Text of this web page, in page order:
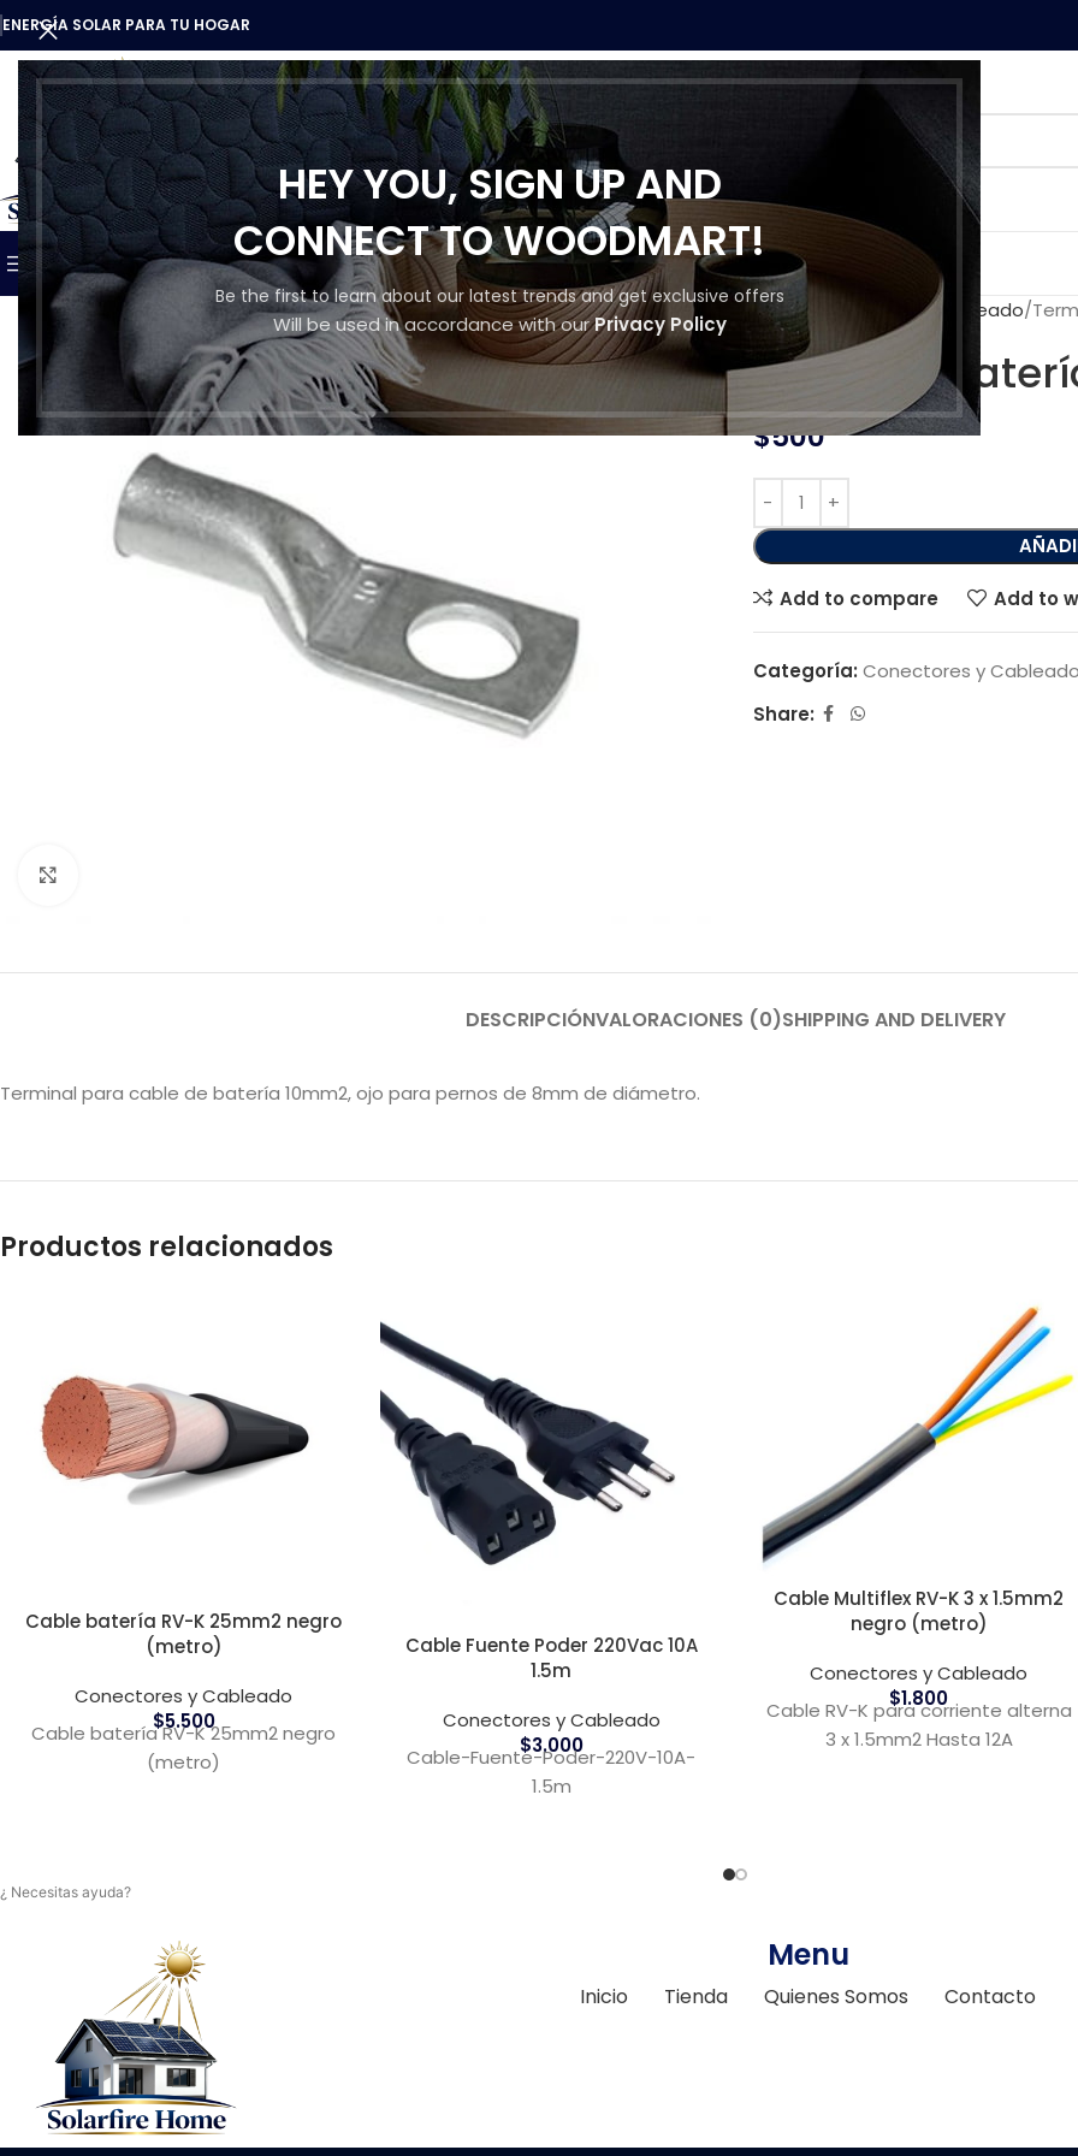
HEY YOU, SIGN UP AND
CONNECT TO WOODMART!
Be the first to learn about our latest trends and get exclusive offers
Will be used in accordance with ourPrivacy Policy
ENERGÍA SOLAR PARA TU HOGAR
CATEGORÍAS
NUESTROS PRODUCTOS INICIOTIENDAQUIENES SOMOSCONTACTO
Inicio Conectores y Cableado
Terminal
$500
Add to compare Add to
Categoría: Conectores y Cableado
Share:
DESCRIPCIÓNVALORACIONES (0)SHIPPING AND DELIVERY
Terminal para cable de batería 10mm2, ojo para pernos de 8mm de diámetro.
Productos relacionados
Cable batería RV-K 25mm2 negro
(metro)
Conectores y Cableado
$5.500
Cable batería RV-K 25mm2 negro
(metro)
Cable Fuente Poder 220Vac 10A
1.5m
Conectores y Cableado
$3.000
Cable-Fuente-Poder-220V-10A-
1.5m
Cable Multiflex RV-K 3 x 1.5mm2
negro (metro)
Conectores y Cableado
$1.800
Cable RV-K para corriente alterna
3 x 1.5mm2 Hasta 12A
¿ Necesitas ayuda?
Menu
Inicio Tienda Quienes Somos Contacto